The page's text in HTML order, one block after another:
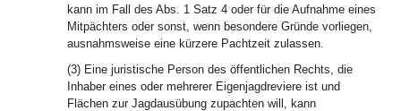
kann im Fall des Abs. 1 Satz 4 oder für die Aufnahme eines
Mitpächters oder sonst, wenn besondere Gründe vorliegen,
ausnahmsweise eine kürzere Pachtzeit zulassen.
(3) Eine juristische Person des öffentlichen Rechts, die
Inhaber eines oder mehrerer Eigenjagdreviere ist und
Flächen zur Jagdausübung zupachten will, kann